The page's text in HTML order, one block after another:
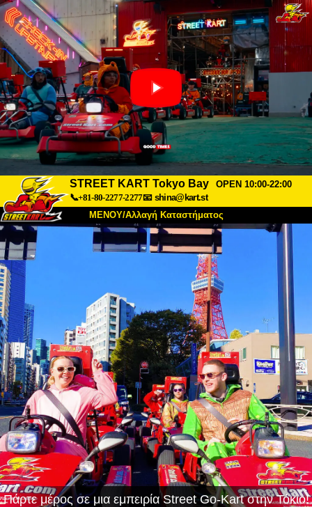
STREET KART Tokyo Bay
OPEN 10:00-22:00
📞+81-80-2277-2277📧 shina@kart.st
ΜΕΝΟΥ/Αλλαγή Καταστήματος
ΚΥΡΙΩΣ
Συχνές Ερωτήσεις
Εταιρεία Κράτηση
Αλλαγή Καταστήματος
Τόκιο Σινάγαουα #1 Τόκιο Ακίχαμπαρα #1
Τόκιο Ακίχαμπαρα #2 Τόκιο Σιμπούγια
Τόκιο Σιμπούγια Annex Τόκιο Κόλπος
Τόκιο Ασακούσα Οσάκα
Οκινάουα
Πάρτε μέρος σε μια εμπειρία Street Go-Kart στην Τόκιο!